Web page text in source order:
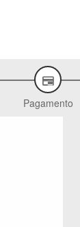
Pagamento